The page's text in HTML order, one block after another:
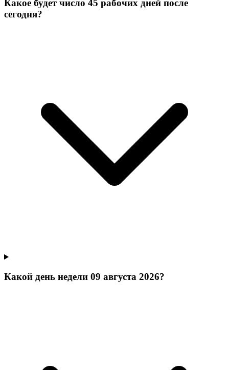
Какое будет число 45 рабочих дней после
сегодня?
Какой день недели 09 августа 2026?